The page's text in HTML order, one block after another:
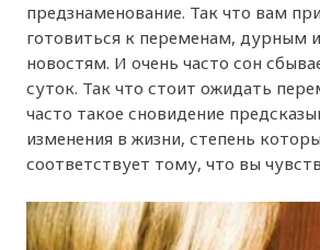
предзнаменование. Так что вам
готовиться к переменам, дурным
новостям. И очень часто сон
суток. Так что стоит ожидать
часто такое сновидение
изменения в жизни, степень
соответствует тому, что вы